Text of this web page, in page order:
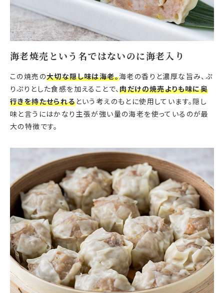
海老焼売という名ではないのに海老入り
この焼売の大切な隠し味は海老。海老の香りと濃厚な旨み、ぷ
りぷりとした食感を加えることで、肉だけの焼売よりも味に奥
行きを持たせられるという考えのもとに使用しています。隠し
味と言うにはかなり主張が強い量の海老を使っているのが最
大の特徴です。